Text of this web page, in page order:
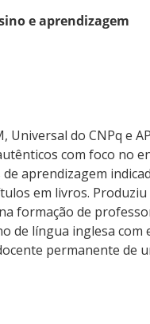
e aprendizagem
do CNPq e
com foco no
aprendizagem
em livros.
formação de
de língua inglesa com
permanente de